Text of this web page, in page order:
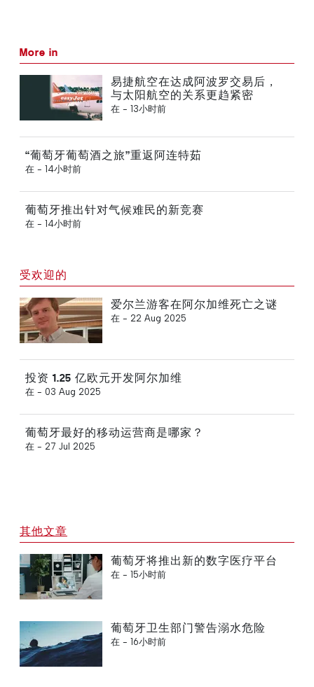
More in
易捷航空在达成阿波罗交易后，
与太阳航空的关系更趋紧密
在 - 13小时前
“葡萄牙葡萄酒之旅”重返阿连特茹
在 - 14小时前
葡萄牙推出针对气候难民的新竞赛
在 - 14小时前
受欢迎的
爱尔兰游客在阿尔加维死亡之谜
在 - 22 Aug 2025
投资 1.25 亿欧元开发阿尔加维
在 - 03 Aug 2025
葡萄牙最好的移动运营商是哪家？
在 - 27 Jul 2025
其他文章
葡萄牙将推出新的数字医疗平台
在 - 15小时前
葡萄牙卫生部门警告溺水危险
在 - 16小时前